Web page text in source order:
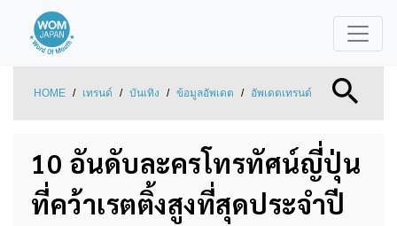
HOME / เทรนด์ / บันเทิง / ข้อมูลอัพเดต / อัพเดตเทรนด์
10 อันดับละครโทรทัศน์ญี่ปุ่น
ที่คว้าเรตติ้งสูงที่สุดประจำปี